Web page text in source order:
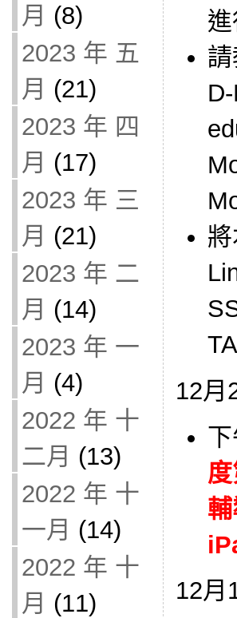
月 (8)
2023 年 五
月 (21)
2023 年 四
月 (17)
2023 年 三
月 (21)
2023 年 二
月 (14)
2023 年 一
月 (4)
2022 年 十
二月 (13)
2022 年 十
一月 (14)
2022 年 十
月 (11)
12月
12月